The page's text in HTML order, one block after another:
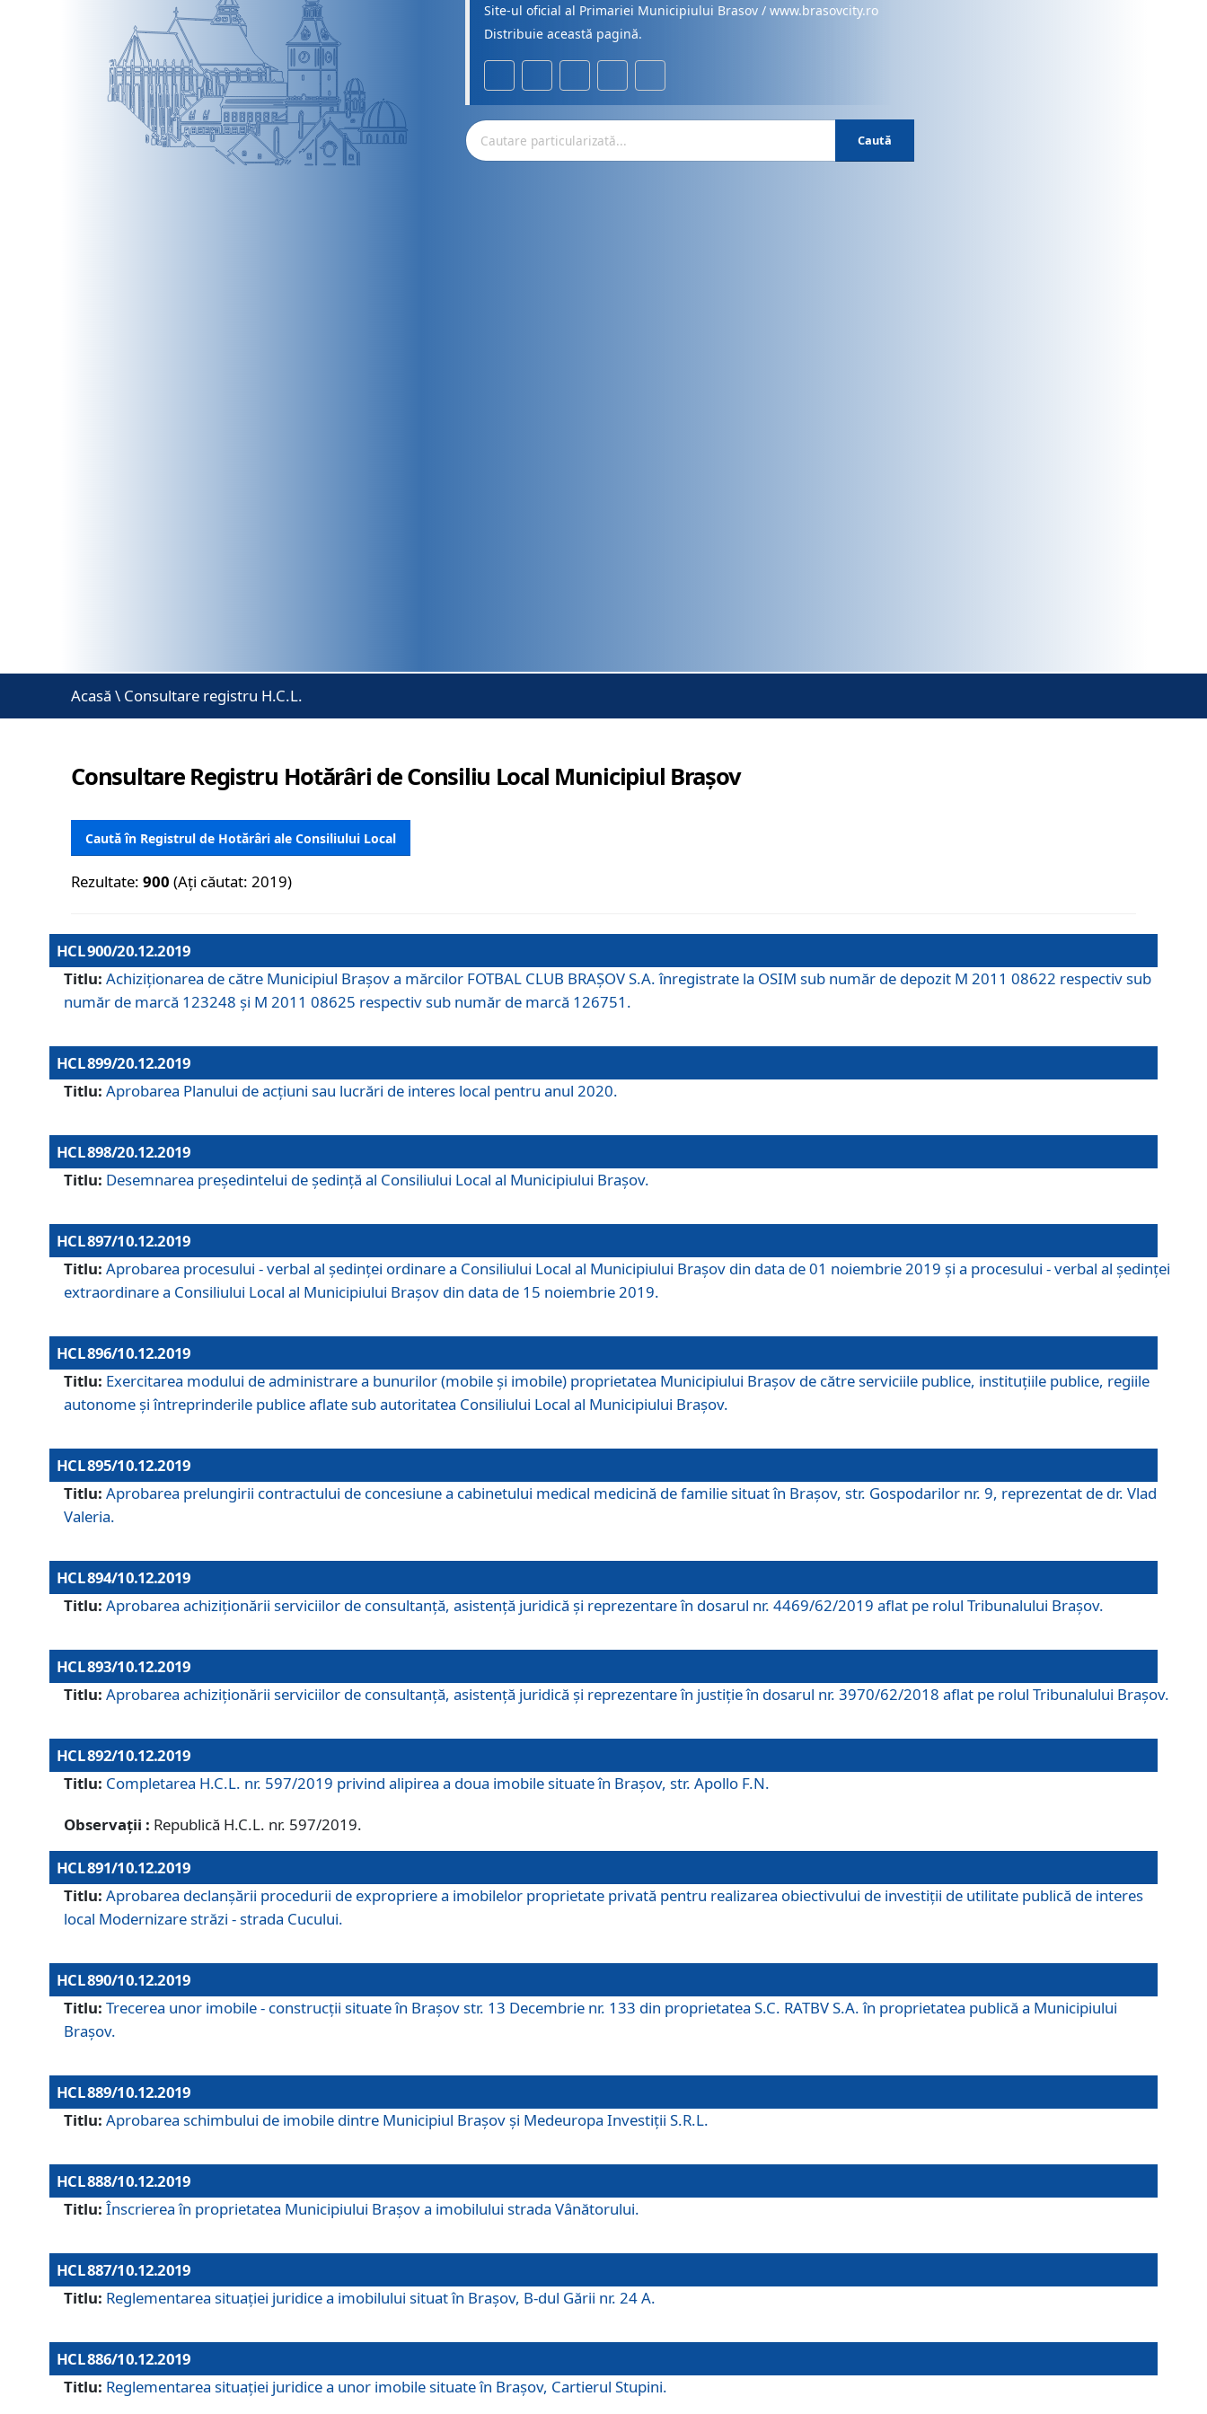
Site-ul oficial al Primariei Municipiului Brasov / www.brasovcity.ro
Distribuie această pagină.
Caută
Acasă \ Consultare registru H.C.L.
Consultare Registru Hotărâri de Consiliu Local Municipiul Brașov
Caută în Registrul de Hotărâri ale Consiliului Local
Rezultate:900 (Ați căutat: 2019)
HCL 900/20.12.2019
Titlu: Achiziționarea de către Municipiul Brașov a mărcilor FOTBAL CLUB BRAȘOV S.A. înregistrate la OSIM sub număr de depozit M 2011 08622 respectiv sub
număr de marcă 123248 și M 2011 08625 respectiv sub număr de marcă 126751.
HCL 899/20.12.2019
Titlu: Aprobarea Planului de acţiuni sau lucrări de interes local pentru anul 2020.
HCL 898/20.12.2019
Titlu: Desemnarea preşedintelui de şedinţă al Consiliului Local al Municipiului Braşov.
HCL 897/10.12.2019
Titlu: Aprobarea procesului - verbal al şedinţei ordinare a Consiliului Local al Municipiului Brașov din data de 01 noiembrie 2019 și a procesului - verbal al ședinței
extraordinare a Consiliului Local al Municipiului Brașov din data de 15 noiembrie 2019.
HCL 896/10.12.2019
Titlu: Exercitarea modului de administrare a bunurilor (mobile și imobile) proprietatea Municipiului Brașov de către serviciile publice, instituțiile publice, regiile
autonome și întreprinderile publice aflate sub autoritatea Consiliului Local al Municipiului Brașov.
HCL 895/10.12.2019
Titlu: Aprobarea prelungirii contractului de concesiune a cabinetului medical medicină de familie situat în Braşov, str. Gospodarilor nr. 9, reprezentat de dr. Vlad
Valeria.
HCL 894/10.12.2019
Titlu: Aprobarea achiziţionării serviciilor de consultanţă, asistenţă juridică şi reprezentare în dosarul nr. 4469/62/2019 aflat pe rolul Tribunalului Braşov.
HCL 893/10.12.2019
Titlu: Aprobarea achiziţionării serviciilor de consultanţă, asistenţă juridică şi reprezentare în justiţie în dosarul nr. 3970/62/2018 aflat pe rolul Tribunalului Braşov.
HCL 892/10.12.2019
Titlu: Completarea H.C.L. nr. 597/2019 privind alipirea a doua imobile situate în Brașov, str. Apollo F.N.
Observații : Republică H.C.L. nr. 597/2019.
HCL 891/10.12.2019
Titlu: Aprobarea declanșării procedurii de expropriere a imobilelor proprietate privată pentru realizarea obiectivului de investiții de utilitate publică de interes
local Modernizare străzi - strada Cucului.
HCL 890/10.12.2019
Titlu: Trecerea unor imobile - construcții situate în Brașov str. 13 Decembrie nr. 133 din proprietatea S.C. RATBV S.A. în proprietatea publică a Municipiului
Brașov.
HCL 889/10.12.2019
Titlu: Aprobarea schimbului de imobile dintre Municipiul Brașov și Medeuropa Investiții S.R.L.
HCL 888/10.12.2019
Titlu: Înscrierea în proprietatea Municipiului Braşov a imobilului strada Vânătorului.
HCL 887/10.12.2019
Titlu: Reglementarea situației juridice a imobilului situat în Brașov, B-dul Gării nr. 24 A.
HCL 886/10.12.2019
Titlu: Reglementarea situaţiei juridice a unor imobile situate în Braşov, Cartierul Stupini.